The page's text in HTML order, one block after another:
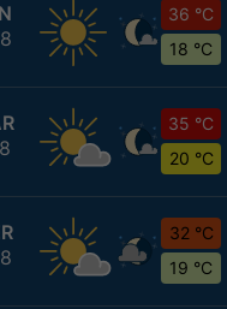
36 °C
18 °C
35 °C
20 °C
32 °C
19 °C